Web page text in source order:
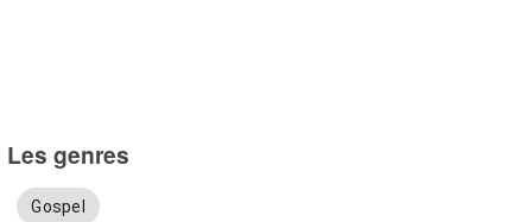
Les genres
Gospel